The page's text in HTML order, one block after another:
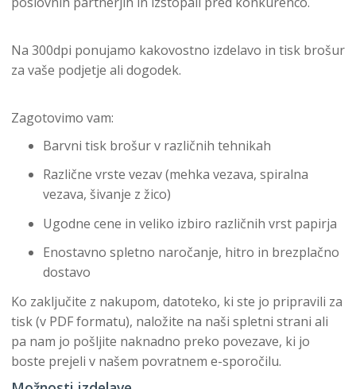
Na 300dpi ponujamo kakovostno izdelavo in tisk brošur
za vaše podjetje ali dogodek.
Zagotovimo vam:
Barvni tisk brošur v različnih tehnikah
Različne vrste vezav (mehka vezava, spiralna
vezava, šivanje z žico)
Ugodne cene in veliko izbiro različnih vrst papirja
Enostavno spletno naročanje, hitro in brezplačno
dostavo
Ko zaključite z nakupom, datoteko, ki ste jo pripravili za
tisk (v PDF formatu), naložite na naši spletni strani ali
pa nam jo pošljite naknadno preko povezave, ki jo
boste prejeli v našem povratnem e-sporočilu.